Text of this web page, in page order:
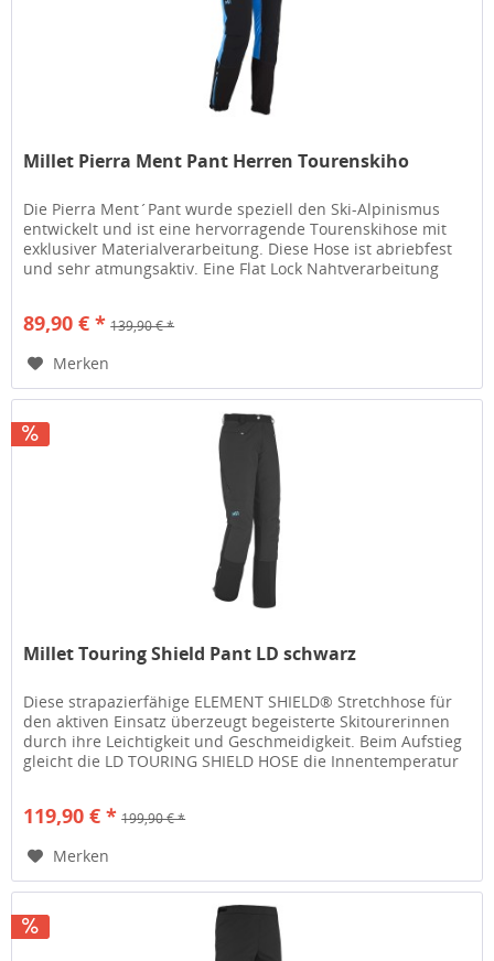
Millet Pierra Ment Pant Herren Tourenskiho
Die Pierra Ment´Pant wurde speziell den Ski-Alpinismus
entwickelt und ist eine hervorragende Tourenskihose mit
exklusiver Materialverarbeitung. Diese Hose ist abriebfest
und sehr atmungsaktiv. Eine Flat Lock Nahtverarbeitung
89,90 € * 139,90 € *
Merken
Millet Touring Shield Pant LD schwarz
Diese strapazierfähige ELEMENT SHIELD® Stretchhose für
den aktiven Einsatz überzeugt begeisterte Skitourerinnen
durch ihre Leichtigkeit und Geschmeidigkeit. Beim Aufstieg
gleicht die LD TOURING SHIELD HOSE die Innentemperatur
119,90 € * 199,90 € *
Merken